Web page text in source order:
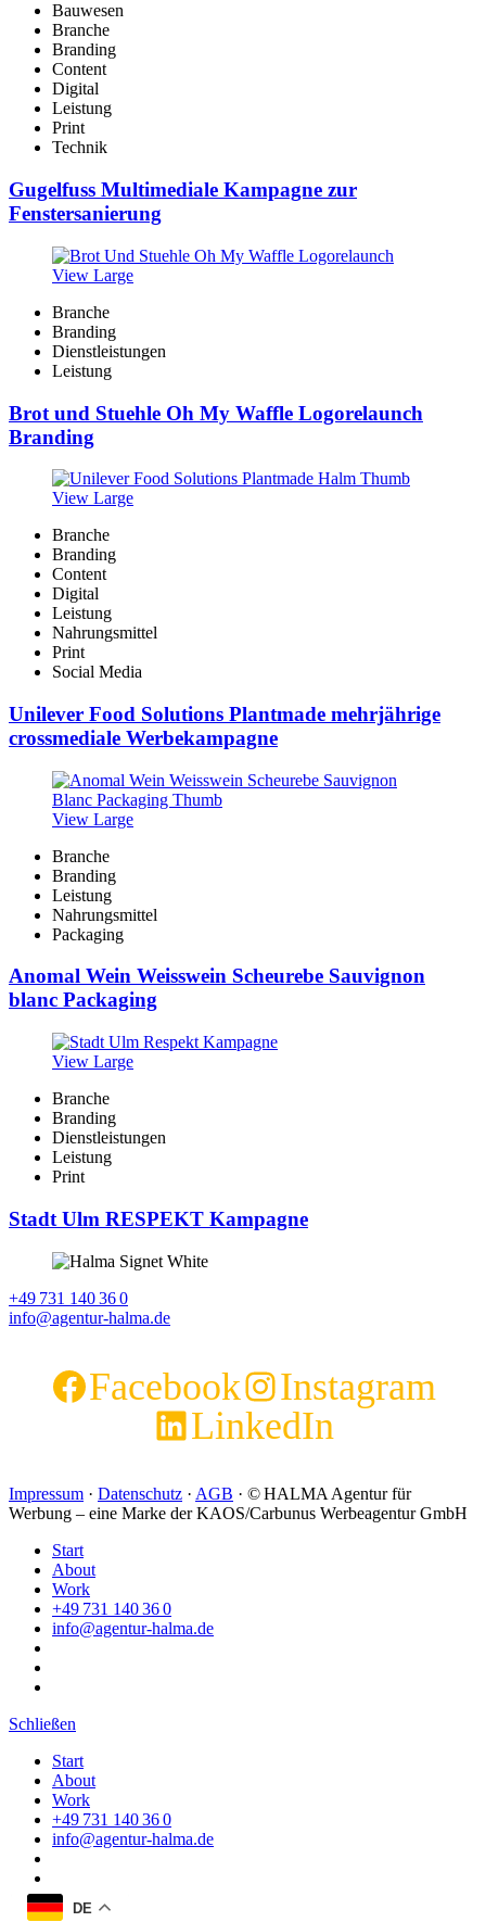
Bauwesen
Branche
Branding
Content
Digital
Leistung
Print
Technik
Gugelfuss Multimediale Kampagne zur
Fenstersanierung
View Large
Branche
Branding
Dienstleistungen
Leistung
Brot und Stuehle Oh My Waffle Logorelaunch
Branding
View Large
Branche
Branding
Content
Digital
Leistung
Nahrungsmittel
Print
Social Media
Unilever Food Solutions Plantmade mehrjährige
crossmediale Werbekampagne
View Large
Branche
Branding
Leistung
Nahrungsmittel
Packaging
Anomal Wein Weisswein Scheurebe Sauvignon
blanc Packaging
View Large
Branche
Branding
Dienstleistungen
Leistung
Print
Stadt Ulm RESPEKT Kampagne
+49 731 140 36 0
info@agentur-halma.de
Facebook
Instagram
LinkedIn
Impressum · Datenschutz · AGB · © HALMA Agentur für
Werbung – eine Marke der KAOS/Carbunus Werbeagentur GmbH
Start
About
Work
+49 731 140 36 0
info@agentur-halma.de
Schließen
Start
About
Work
+49 731 140 36 0
info@agentur-halma.de
DE